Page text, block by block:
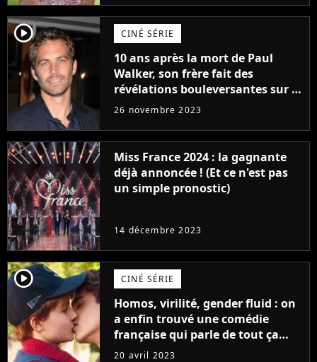
player2 CINÉ SÉRIE
10 ans après la mort de Paul
Walker, son frère fait des
révélations bouleversantes sur la
réaction des acteurs de Fast and
26 novembre 2023
Miss France 2024 : la gagnante
déjà annoncée ! (Et ce n'est pas
un simple pronostic)
14 décembre 2023
player2 CINÉ SÉRIE
Homos, virilité, gender fluid : on
a enfin trouvé une comédie
française qui parle de tout ça
sans être super ringarde
20 avril 2023